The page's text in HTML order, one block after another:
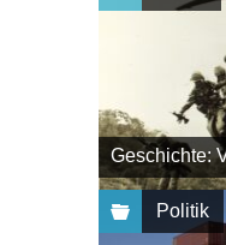
Geschichte:
Politik